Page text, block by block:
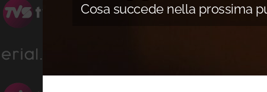
Cosa succede nella prossima